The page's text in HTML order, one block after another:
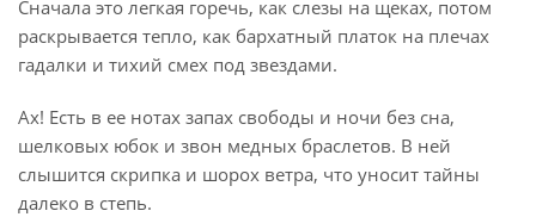
Сначала это легкая горечь, как слезы на щеках, потом
раскрывается тепло, как бархатный платок на плечах
гадалки и тихий смех под звездами.
Ах! Есть в ее нотах запах свободы и ночи без сна,
шелковых юбок и звон медных браслетов. В ней
слышится скрипка и шорох ветра, что уносит тайны
далеко в степь.